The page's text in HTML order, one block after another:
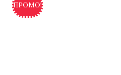
ПРОМО!